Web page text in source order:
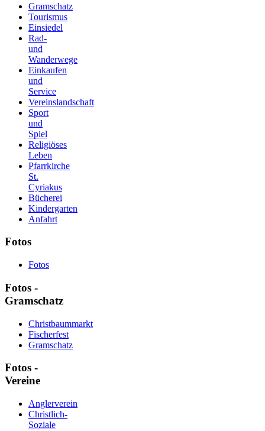
Gramschatz
Tourismus
Einsiedel
Rad-
und
Wanderwege
Einkaufen
und
Service
Vereinslandschaft
Sport
und
Spiel
Religiöses
Leben
Pfarrkirche
St.
Cyriakus
Bücherei
Kindergarten
Anfahrt
Fotos
Fotos
Fotos -
Gramschatz
Christbaummarkt
Fischerfest
Gramschatz
Fotos -
Vereine
Anglerverein
Christlich-
Soziale